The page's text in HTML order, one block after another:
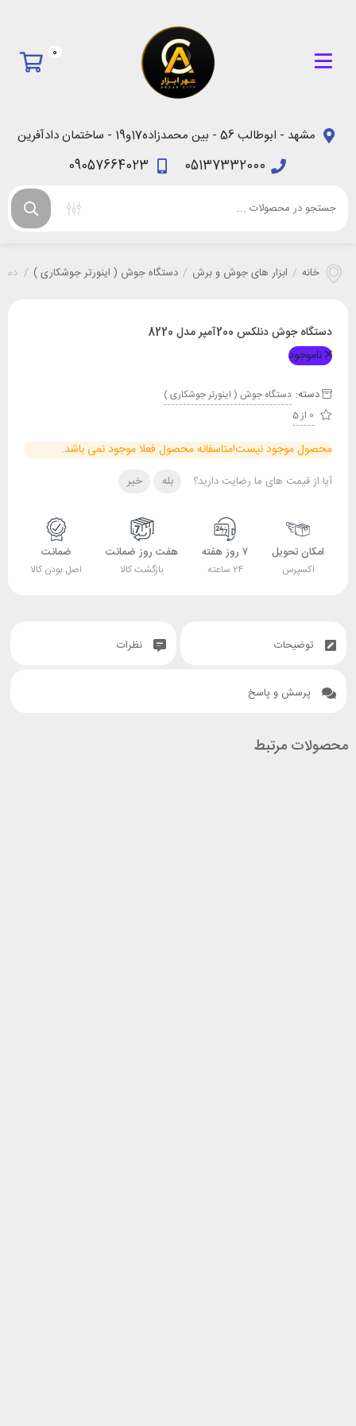
0
مشهد - ابوطالب 56 - بین محمدزاده17و19 - ساختمان دادآفرین
05137332000
09057664023
خانه / ابزار های جوش و برش / دستگاه جوش ( اینورتر جوشکاری ) /
دستگاه جوش دنلکس 200آمپر مدل 8220
ناموجود
دسته: دستگاه جوش ( اینورتر جوشکاری )
0 از 5
محصول موجود نیست!متاسفانه محصول فعلا موجود نمی باشد.
آیا از قیمت های ما رضایت دارید؟ بله خیر
امکان تحویل
اکسپرس
۷ روز هفته
۲۴ ساعته
هفت روز ضمانت
بازگشت کالا
ضمانت
اصل بودن کالا
توضیحات نظرات
پرسش و پاسخ
محصولات مرتبط